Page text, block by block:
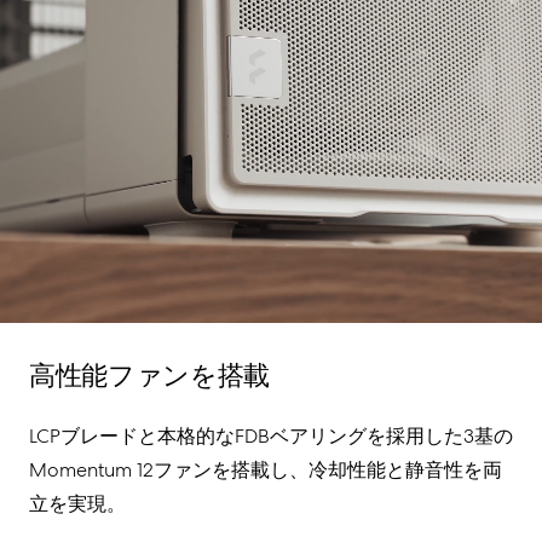
高性能ファンを搭載
LCPブレードと本格的なFDBベアリングを採用した3基の
Momentum 12ファンを搭載し、冷却性能と静音性を両
立を実現。